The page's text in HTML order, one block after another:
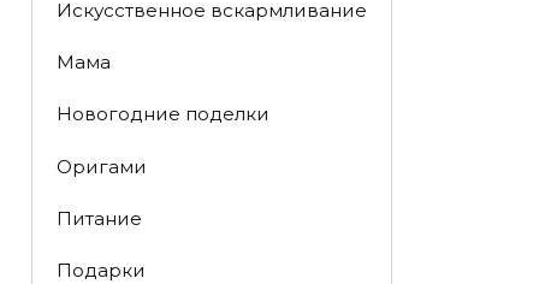
Искусственное вскармливание
Мама
Новогодние поделки
Оригами
Питание
Подарки